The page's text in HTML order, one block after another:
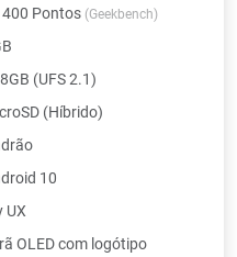
Pontos (Geekbench)
(UFS 2.1)
(Híbrido)
10
UX
OLED com logótipo